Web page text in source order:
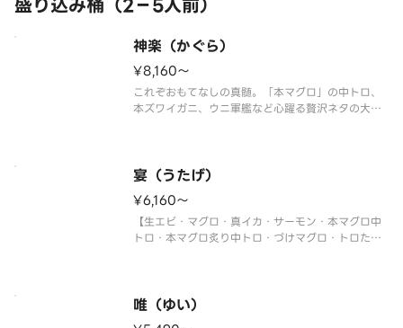
神楽（かぐら）
¥8,160〜
これぞおもてなしの真髄。「本マグロ」の中トロ、
本ズワイガニ、ウニ軍艦など心躍る贅沢ネタの大集
軍艦・イクラ軍艦・切玉子】
※写真は5人前です。
宴（うたげ）
¥6,160〜
【生エビ・マグロ・真イカ・サーモン・本マグロ中
トロ・本マグロ炙り中トロ・づけマグロ・トロたく
唯（ゆい）